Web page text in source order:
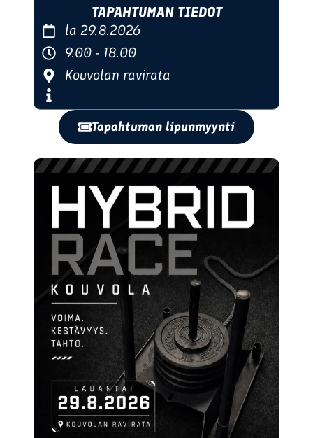
TAPAHTUMAN TIEDOT
la 29.8.2026
9.00 - 18.00
Kouvolan ravirata
Tapahtuman lipunmyynti